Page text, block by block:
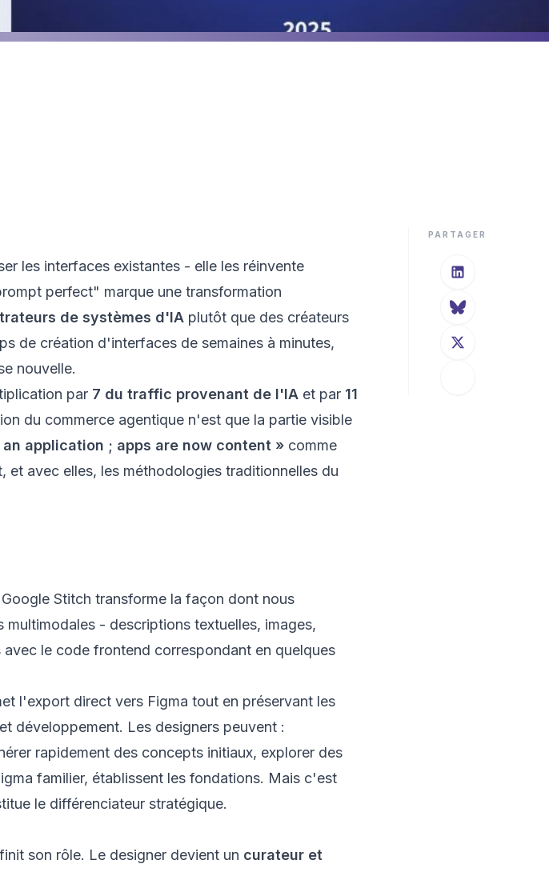
PARTAGER
les interfaces existantes - elle les réinvente
perfect" marque une transformation
de systèmes d'IA plutôt que des créateurs
de création d'interfaces de semaines à minutes,
nouvelle.
par 7 du traffic provenant de l'IA et par 11
du commerce agentique n'est que la partie visible
application ; apps are now content » comme
avec elles, les méthodologies traditionnelles du
Stitch transforme la façon dont nous
- descriptions textuelles, images,
le code frontend correspondant en quelques
l'export direct vers Figma tout en préservant les
développement. Les designers peuvent :
rapidement des concepts initiaux, explorer des
familier, établissent les fondations. Mais c'est
le différenciateur stratégique.
son rôle. Le designer devient un curateur et